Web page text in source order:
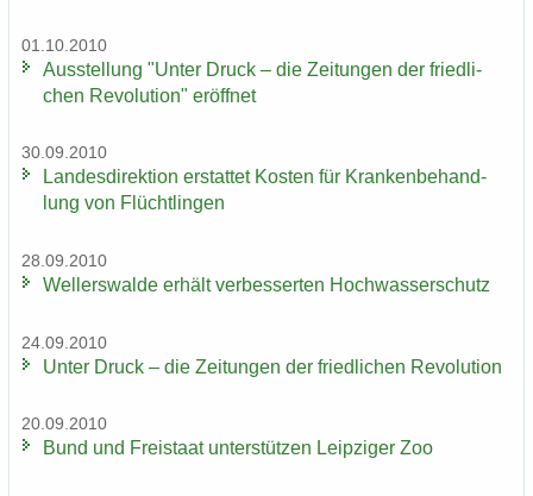
01.10.2010
Aus­stel­lung "Unter Druck – die Zei­tun­gen der fried­li­
chen Re­vo­lu­ti­on" er­öff­net
30.09.2010
Lan­des­di­rek­ti­on er­stat­tet Kos­ten für Kran­ken­be­hand­
lung von Flücht­lin­gen
28.09.2010
Wel­ler­s­wal­de er­hält ver­bes­ser­ten Hoch­was­ser­schutz
24.09.2010
Unter Druck – die Zei­tun­gen der fried­li­chen Re­vo­lu­ti­on
20.09.2010
Bund und Frei­staat un­ter­stüt­zen Leip­zi­ger Zoo